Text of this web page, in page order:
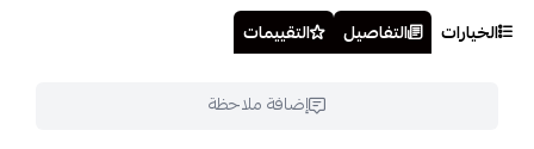
الخيارات التفاصيل التقييمات
إضافة ملاحظة